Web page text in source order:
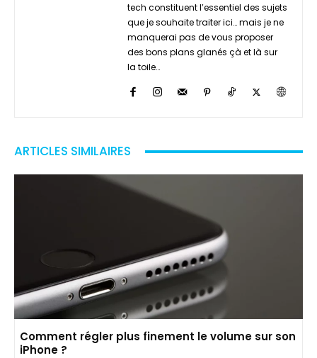
tech constituent l’essentiel des sujets
que je souhaite traiter ici… mais je ne
manquerai pas de vous proposer
des bons plans glanés çà et là sur
la toile…
ARTICLES SIMILAIRES
Comment régler plus finement le volume sur son
iPhone ?